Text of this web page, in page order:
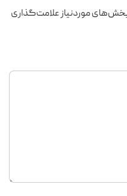
موردنیاز علامت‌گذاری